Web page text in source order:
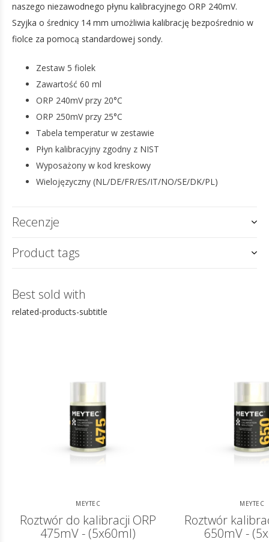
naszego niezawodnego płynu kalibracyjnego ORP 240mV.
Szyjka o średnicy 14 mm umożliwia kalibrację bezpośrednio w
fiolce za pomocą standardowej sondy.
Zestaw 5 fiolek
Zawartość 60 ml
ORP 240mV przy 20°C
ORP 250mV przy 25°C
Tabela temperatur w zestawie
Płyn kalibracyjny zgodny z NIST
Wyposażony w kod kreskowy
Wielojęzyczny (NL/DE/FR/ES/IT/NO/SE/DK/PL)
Recenzje
Product tags
Best sold with
related-products-subtitle
MEYTEC
Roztwór do kalibracji ORP
475mV - (5x60ml)
MEYTEC
Roztwór
650mV -